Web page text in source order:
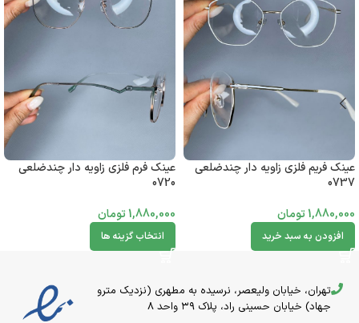
عینک فریم فلزی زاویه دار چندضلعی
0737
1,880,000تومان
افزودن به سبد خرید
عینک فرم فلزی زاویه دار چندضلعی
0720
1,880,000تومان
انتخاب گزینه ها
تهران، خیابان ولیعصر، نرسیده به مطهری (نزدیک مترو
جهاد) خیابان حسینی راد، پلاک ۳۹ واحد 8